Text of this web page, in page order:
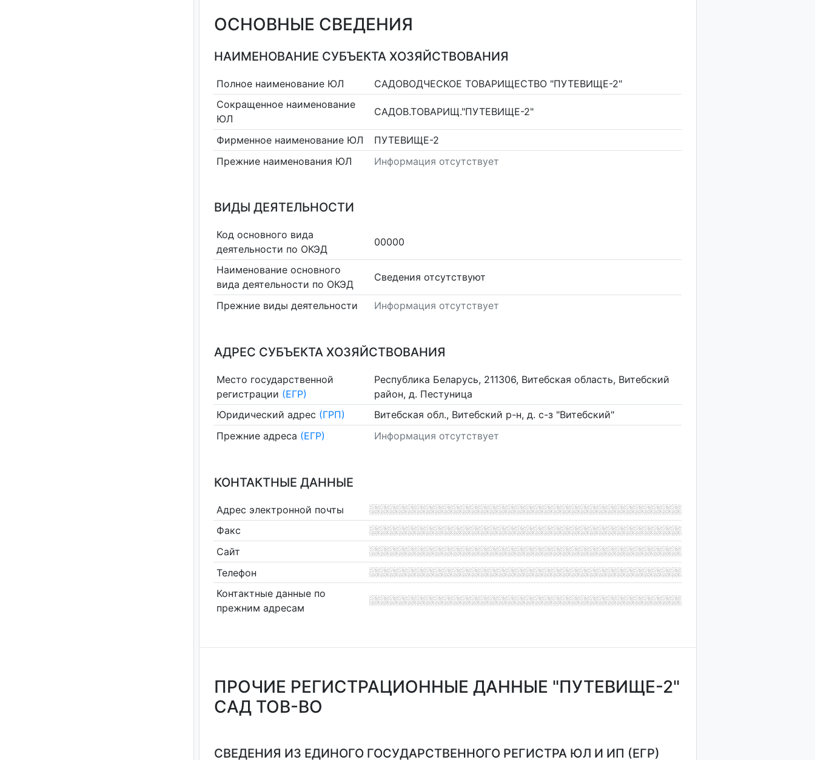
ОСНОВНЫЕ СВЕДЕНИЯ
НАИМЕНОВАНИЕ СУБЪЕКТА ХОЗЯЙСТВОВАНИЯ
Полное наименование ЮЛ
САДОВОДЧЕСКОЕ ТОВАРИЩЕСТВО "ПУТЕВИЩЕ-2"
Сокращенное наименование
ЮЛ
САДОВ.ТОВАРИЩ."ПУТЕВИЩЕ-2"
Фирменное наименование ЮЛ
ПУТЕВИЩЕ-2
Прежние наименования ЮЛ
Информация отсутствует
ВИДЫ ДЕЯТЕЛЬНОСТИ
Код основного вида
деятельности по ОКЭД
00000
Наименование основного
вида деятельности по ОКЭД
Cведения отсутствуют
Прежние виды деятельности Информация отсутствует
АДРЕС СУБЪЕКТА ХОЗЯЙСТВОВАНИЯ
Место государственной
регистрации (ЕГР)
Республика Беларусь, 211306, Витебская область, Витебский
район, д. Пестуница
Юридический адрес (ГРП)
Витебская обл., Витебский р-н, д. с-з "Витебский"
Прежние адреса (ЕГР) Информация отсутствует
КОНТАКТНЫЕ ДАННЫЕ
Адрес электронной почты
Факс
Сайт
Телефон
Контактные данные по
прежним адресам
ПРОЧИЕ РЕГИСТРАЦИОННЫЕ ДАННЫЕ "ПУТЕВИЩЕ-2"
САД ТОВ-ВО
СВЕДЕНИЯ ИЗ ЕДИНОГО ГОСУДАРСТВЕННОГО РЕГИСТРА ЮЛ И ИП (ЕГР)